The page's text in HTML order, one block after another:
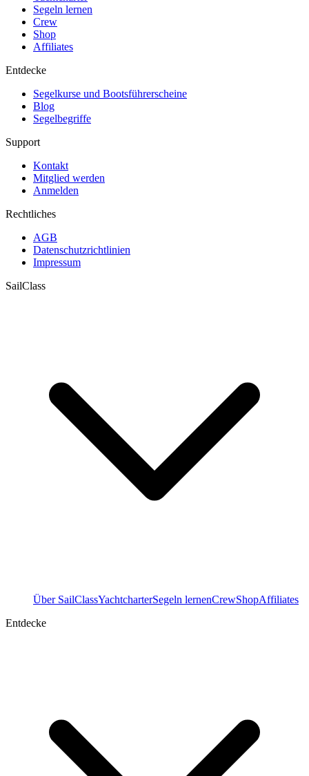
Segeln lernen
Crew
Shop
Affiliates
Entdecke
Segelkurse und Bootsführerscheine
Blog
Segelbegriffe
Support
Kontakt
Mitglied werden
Anmelden
Rechtliches
AGB
Datenschutzrichtlinien
Impressum
SailClass
Über SailClassYachtcharterSegeln lernenCrewShopAffiliates
Entdecke